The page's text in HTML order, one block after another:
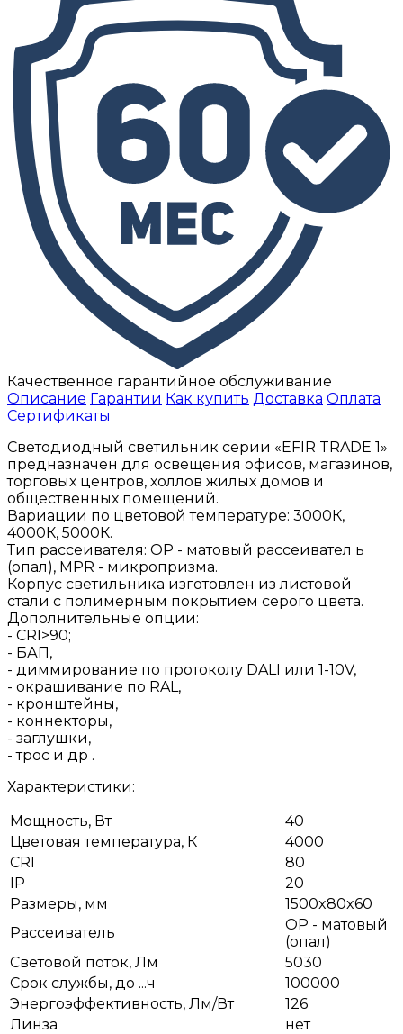
Качественное гарантийное обслуживание
Описание Гарантии Как купить Доставка Оплата
Сертификаты
Светодиодный светильник серии «EFIR TRADE 1»
предназначен для освещения офисов, магазинов,
торговых центров, холлов жилых домов и
общественных помещений.
Вариации по цветовой температуре: 3000К,
4000К, 5000К.
Тип рассеивателя: ОР - матовый рассеивател ь
(опал), MPR - микропризма.
Корпус светильника изготовлен из листовой
стали с полимерным покрытием серого цвета.
Дополнительные опции:
- CRI>90;
- БАП,
- диммирование по протоколу DALI или 1-10V,
- окрашивание по RAL,
- кронштейны,
- коннекторы,
- заглушки,
- трос и др .
Характеристики:
Мощность, Вт
40
Цветовая температура, К
4000
CRI
80
IP
20
Размеры, мм
1500x80x60
Рассеиватель
OP - матовый
(опал)
Световой поток, Лм
5030
Срок службы, до ...ч
100000
Энергоэффективность, Лм/Вт
126
Линза
нет